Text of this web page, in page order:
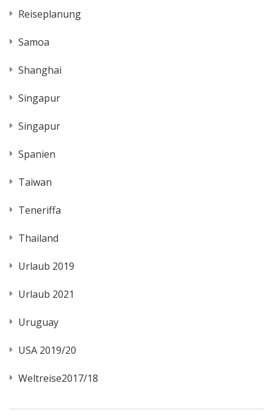
Reiseplanung
Samoa
Shanghai
Singapur
Singapur
Spanien
Taiwan
Teneriffa
Thailand
Urlaub 2019
Urlaub 2021
Uruguay
USA 2019/20
Weltreise2017/18